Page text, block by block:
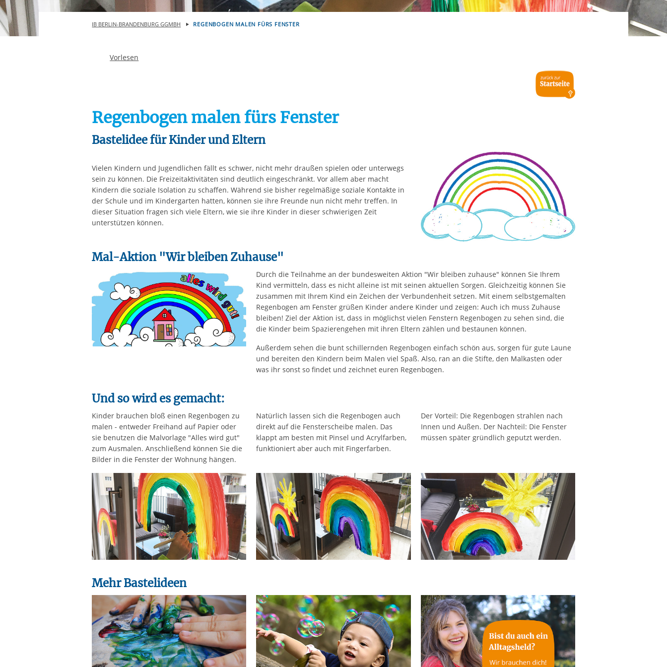
Ihre etwaige Einwilligung erstreckt sich nicht auf notwendige Cookies, die erforderlich zur Bereitstellung
aufgrund berechtigter Interessen und daher unabhängig von einer Einwilligung.
IB BERLIN-BRANDENBURG GGMBH REGENBOGEN MALEN FÜRS FENSTER
Vorlesen
Regenbogen malen fürs Fenster
Bastelidee für Kinder und Eltern
Vielen Kindern und Jugendlichen fällt es schwer, nicht mehr draußen spielen oder unterwegs
sein zu können. Die Freizeitaktivitäten sind deutlich eingeschränkt. Vor allem aber macht
Kindern die soziale Isolation zu schaffen. Während sie bisher regelmäßige soziale Kontakte in
der Schule und im Kindergarten hatten, können sie ihre Freunde nun nicht mehr treffen. In
dieser Situation fragen sich viele Eltern, wie sie ihre Kinder in dieser schwierigen Zeit
unterstützen können.
Mal-Aktion "Wir bleiben Zuhause"
Durch die Teilnahme an der bundesweiten Aktion "Wir bleiben zuhause" können Sie Ihrem
Kind vermitteln, dass es nicht alleine ist mit seinen aktuellen Sorgen. Gleichzeitig können Sie
zusammen mit Ihrem Kind ein Zeichen der Verbundenheit setzen. Mit einem selbstgemalten
Regenbogen am Fenster grüßen Kinder andere Kinder und zeigen: Auch ich muss Zuhause
bleiben! Ziel der Aktion ist, dass in möglichst vielen Fenstern Regenbogen zu sehen sind, die
die Kinder beim Spazierengehen mit ihren Eltern zählen und bestaunen können.
Außerdem sehen die bunt schillernden Regenbogen einfach schön aus, sorgen für gute Laune
und bereiten den Kindern beim Malen viel Spaß. Also, ran an die Stifte, den Malkasten oder
was ihr sonst so findet und zeichnet euren Regenbogen.
Und so wird es gemacht:
Kinder brauchen bloß einen Regenbogen zu
malen - entweder Freihand auf Papier oder
sie benutzen die Malvorlage "Alles wird gut"
zum Ausmalen. Anschließend können Sie die
Bilder in die Fenster der Wohnung hängen.
Natürlich lassen sich die Regenbogen auch
direkt auf die Fensterscheibe malen. Das
klappt am besten mit Pinsel und Acrylfarben,
funktioniert aber auch mit Fingerfarben.
Der Vorteil: Die Regenbogen strahlen nach
Innen und Außen. Der Nachteil: Die Fenster
müssen später gründlich geputzt werden.
Mehr Bastelideen